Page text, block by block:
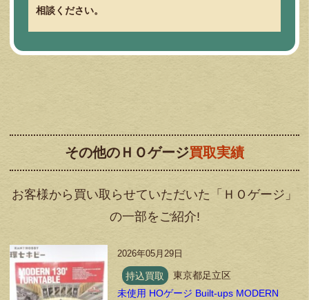
相談ください。
その他のＨＯゲージ買取実績
お客様から買い取らせていただいた「ＨＯゲージ」
の一部をご紹介!
2026年05月29日
持込買取
東京都足立区
未使用 HOゲージ Built-ups MODERN